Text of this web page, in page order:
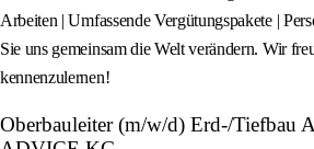
Arbeiten | Umfassende Vergütungspakete |
Sie uns gemeinsam die Welt verändern. Wir
kennenzulernen!
Oberbauleiter (m/w/d) Erd-/Tiefbau